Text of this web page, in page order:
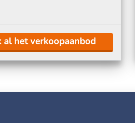
al het verkoopaanbod